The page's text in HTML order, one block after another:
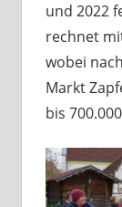
und 2022
rechnet
wobei
Markt
bis